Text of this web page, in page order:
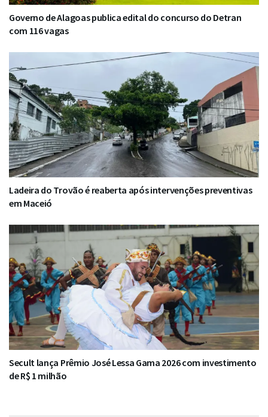
Governo de Alagoas publica edital do concurso do Detran
com 116 vagas
Ladeira do Trovão é reaberta após intervenções preventivas
em Maceió
Secult lança Prêmio José Lessa Gama 2026 com investimento
de R$ 1 milhão